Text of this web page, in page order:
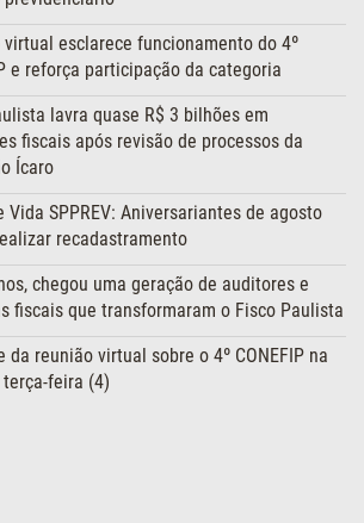
virtual esclarece funcionamento do 4º
e reforça participação da categoria
lavra quase R$ 3 bilhões em
fiscais após revisão de processos da
Ícaro
Vida SPPREV: Aniversariantes de agosto
recadastramento
chegou uma geração de auditores e
fiscais que transformaram o Fisco Paulista
da reunião virtual sobre o 4º CONEFIP na
feira (4)